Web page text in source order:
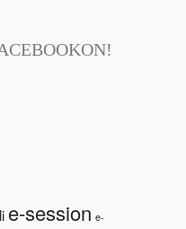
e-session e-